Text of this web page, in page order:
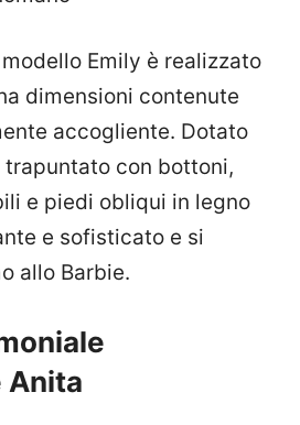
Emily è realizzato
dimensioni contenute
accogliente. Dotato
trapuntato con bottoni,
e piedi obliqui in legno
e sofisticato e si
allo Barbie.
Anita